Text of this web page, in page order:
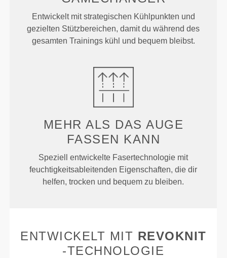
Entwickelt mit strategischen Kühlpunkten und
gezielten Stützbereichen, damit du während des
gesamten Trainings kühl und bequem bleibst.
MEHR ALS DAS AUGE
FASSEN KANN
Speziell entwickelte Fasertechnologie mit
feuchtigkeitsableitenden Eigenschaften, die dir
helfen, trocken und bequem zu bleiben.
ENTWICKELT MIT REVOKNIT
-TECHNOLOGIE